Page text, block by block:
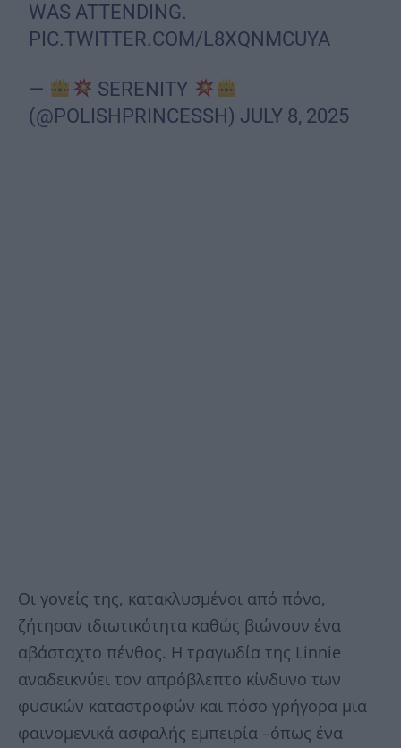
WAS ATTENDING.
PIC.TWITTER.COM/L8XQNMCUYA
—
SERENITY
(@POLISHPRINCESSH) JULY 8, 2025
Οι γονείς της, κατακλυσμένοι από πόνo,
ζήτησαν ιδιωτικότητα καθώς βιώνουν ένα
αβάσταχτο πένθος. Η τραγωδία της Linnie
αναδεικνύει τον απρόβλεπτο κίνδυνο των
φυσικών καταστροφών και πόσο γρήγορα μια
φαινομενικά ασφαλής εμπειρία –όπως ένα